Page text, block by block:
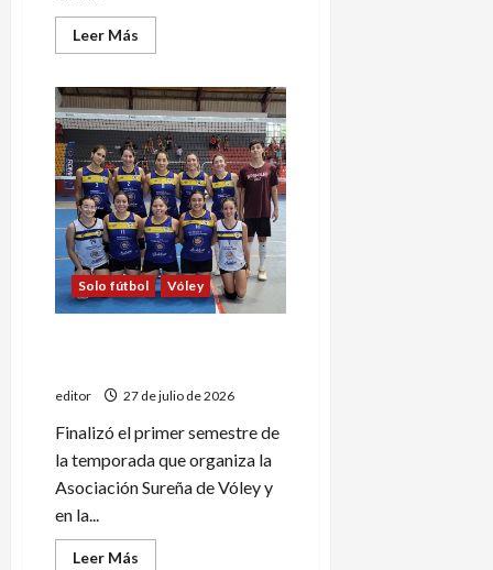
Leer Más
más
Huracán
marca
el
rumbo
en
la
A1
femenina
del
vóley
sanrafaelino
Solo fútbol Vóley
editor 27 de julio de 2026
Finalizó el primer semestre de
la temporada que organiza la
Asociación Sureña de Vóley y
en la...
Leer Más